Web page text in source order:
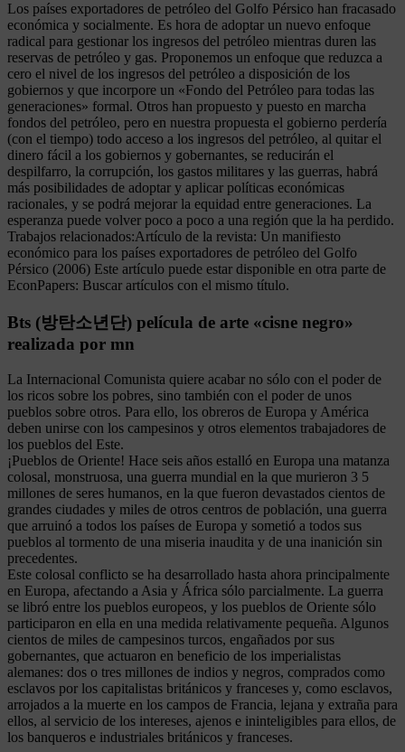
Los países exportadores de petróleo del Golfo Pérsico han fracasado
económica y socialmente. Es hora de adoptar un nuevo enfoque
radical para gestionar los ingresos del petróleo mientras duren las
reservas de petróleo y gas. Proponemos un enfoque que reduzca a
cero el nivel de los ingresos del petróleo a disposición de los
gobiernos y que incorpore un «Fondo del Petróleo para todas las
generaciones» formal. Otros han propuesto y puesto en marcha
fondos del petróleo, pero en nuestra propuesta el gobierno perdería
(con el tiempo) todo acceso a los ingresos del petróleo, al quitar el
dinero fácil a los gobiernos y gobernantes, se reducirán el
despilfarro, la corrupción, los gastos militares y las guerras, habrá
más posibilidades de adoptar y aplicar políticas económicas
racionales, y se podrá mejorar la equidad entre generaciones. La
esperanza puede volver poco a poco a una región que la ha perdido.
Trabajos relacionados:Artículo de la revista: Un manifiesto
económico para los países exportadores de petróleo del Golfo
Pérsico (2006) Este artículo puede estar disponible en otra parte de
EconPapers: Buscar artículos con el mismo título.
Bts (방탄소년단) película de arte «cisne negro»
realizada por mn
La Internacional Comunista quiere acabar no sólo con el poder de
los ricos sobre los pobres, sino también con el poder de unos
pueblos sobre otros. Para ello, los obreros de Europa y América
deben unirse con los campesinos y otros elementos trabajadores de
los pueblos del Este.
¡Pueblos de Oriente! Hace seis años estalló en Europa una matanza
colosal, monstruosa, una guerra mundial en la que murieron 3 5
millones de seres humanos, en la que fueron devastados cientos de
grandes ciudades y miles de otros centros de población, una guerra
que arruinó a todos los países de Europa y sometió a todos sus
pueblos al tormento de una miseria inaudita y de una inanición sin
precedentes.
Este colosal conflicto se ha desarrollado hasta ahora principalmente
en Europa, afectando a Asia y África sólo parcialmente. La guerra
se libró entre los pueblos europeos, y los pueblos de Oriente sólo
participaron en ella en una medida relativamente pequeña. Algunos
cientos de miles de campesinos turcos, engañados por sus
gobernantes, que actuaron en beneficio de los imperialistas
alemanes: dos o tres millones de indios y negros, comprados como
esclavos por los capitalistas británicos y franceses y, como esclavos,
arrojados a la muerte en los campos de Francia, lejana y extraña para
ellos, al servicio de los intereses, ajenos e ininteligibles para ellos, de
los banqueros e industriales británicos y franceses.